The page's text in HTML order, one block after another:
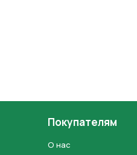
Покупателям
О нас